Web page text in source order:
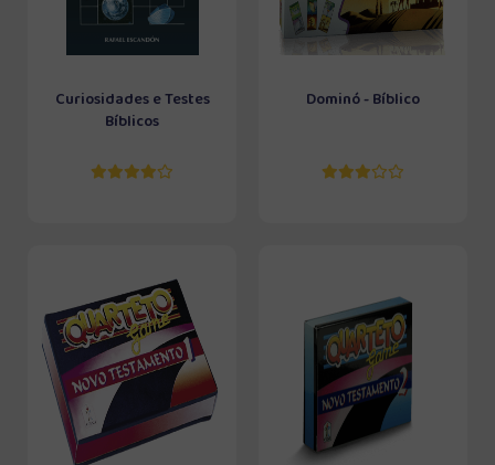
Curiosidades e Testes
Bíblicos
Dominó - Bíblico